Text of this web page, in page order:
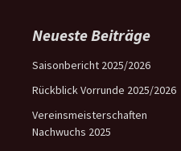
Neueste Beiträge
Saisonbericht 2025/2026
Rückblick Vorrunde 2025/2026
Vereinsmeisterschaften
Nachwuchs 2025